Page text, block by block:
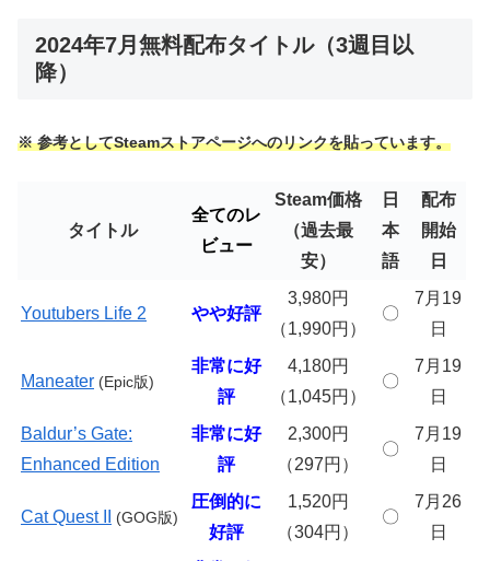
2024年7月無料配布タイトル（3週目以
降）
※ 参考としてSteamストアページへのリンクを貼っています。
タイトル
全てのレ
ビュー
Steam価格
（過去最
安）
日
本
語
配布
開始
日
Youtubers Life 2 やや好評
3,980円
（1,990円）
〇
7月19
日
Maneater (Epic版)
非常に好
評
4,180円
（1,045円）
〇
7月19
日
Baldur’s Gate:
Enhanced Edition
非常に好
評
2,300円
（297円）
〇
7月19
日
Cat Quest II (GOG版)
圧倒的に
好評
1,520円
（304円）
〇
7月26
日